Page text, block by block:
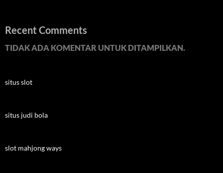
Recent Comments
TIDAK ADA KOMENTAR UNTUK DITAMPILKAN.
situs slot
situs judi bola
slot mahjong ways